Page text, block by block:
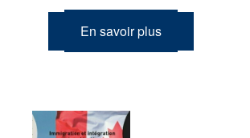
En savoir plus